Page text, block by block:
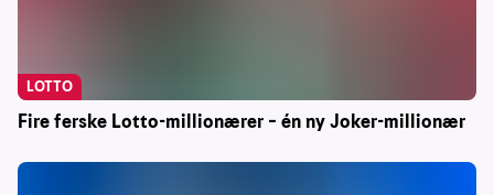
Fire ferske Lotto-millionærer – én ny Joker-millionær
LOTTO